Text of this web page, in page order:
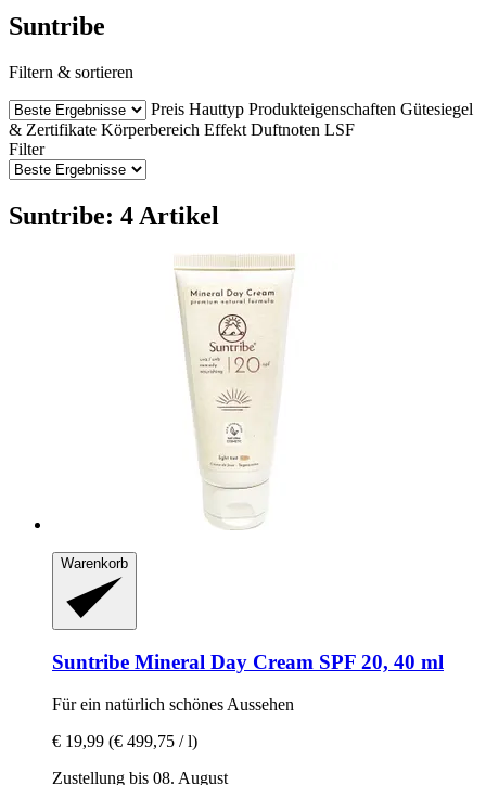
Suntribe
Filtern & sortieren
Preis Hauttyp Produkteigenschaften Gütesiegel
& Zertifikate Körperbereich Effekt Duftnoten LSF
Filter
Suntribe: 4 Artikel
Warenkorb
Suntribe Mineral Day Cream SPF 20, 40 ml
Für ein natürlich schönes Aussehen
€ 19,99 (€ 499,75 / l)
Zustellung bis 08. August